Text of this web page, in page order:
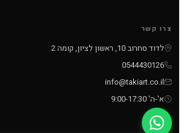
צרו קשר
לדוד סחרוב 10, ראשון לציון, קומה 2
0544430126
info@takiart.co.il
א'-ה' 9:00-17:30